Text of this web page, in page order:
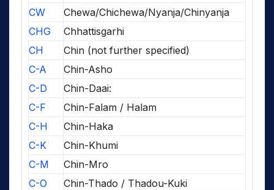
CW
Chewa/Chichewa/Nyanja/Chinyanja
CHG
Chhattisgarhi
CH
Chin (not further specified)
C-A
Chin-Asho
C-D
Chin-Daai:
C-F
Chin-Falam / Halam
C-H
Chin-Haka
C-K
Chin-Khumi
C-M
Chin-Mro
C-O
Chin-Thado / Thadou-Kuki